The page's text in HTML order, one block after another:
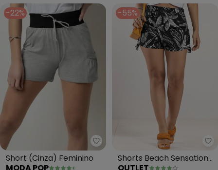
-22%
Moda Pop - Short (Cinza)
Short (Cinza) Feminino
MODA POP
-55%
Shorts Beach Sensations